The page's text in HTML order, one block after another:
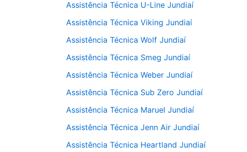
Assistência Técnica U-Line Jundiaí
Assistência Técnica Viking Jundiaí
Assistência Técnica Wolf Jundiaí
Assistência Técnica Smeg Jundiaí
Assistência Técnica Weber Jundiaí
Assistência Técnica Sub Zero Jundiaí
Assistência Técnica Maruel Jundiaí
Assistência Técnica Jenn Air Jundiaí
Assistência Técnica Heartland Jundiaí